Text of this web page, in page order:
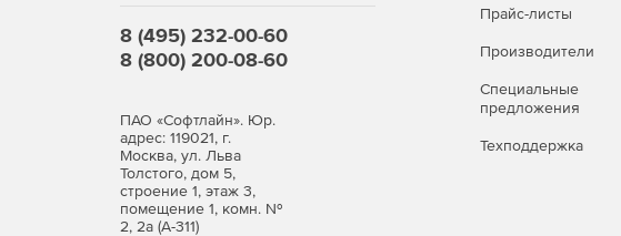
8 (495) 232-00-60
8 (800) 200-08-60
ПАО «Софтлайн». Юр.
адрес: 119021, г.
Москва, ул. Льва
Толстого, дом 5,
строение 1, этаж 3,
помещение 1, комн. №
2, 2а (А-311)
Прайс-листы
Производители
Специальные
предложения
Техподдержка